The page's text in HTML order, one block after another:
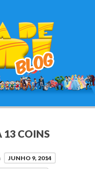
COINS
JUNHO 9, 2014